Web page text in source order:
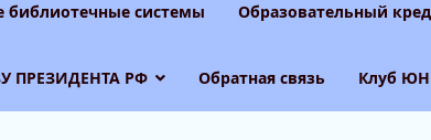
библиотечные системы Образовательный
ПРЕЗИДЕНТА РФ Обратная связь Клуб